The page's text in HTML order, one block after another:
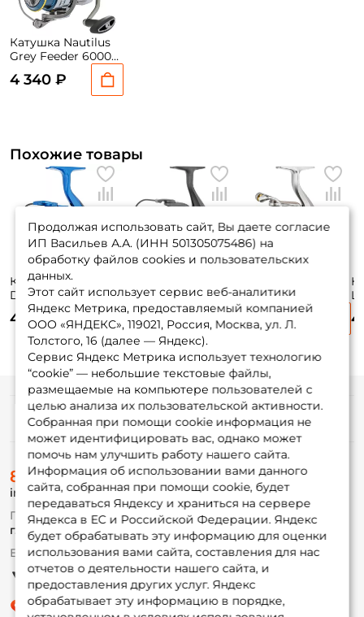
Катушка Nautilus
Grey Feeder 6000S
/ вес: 390гр. / 4,7 /
подшипники: 8шт.
4 340 ₽
Похожие товары
Катушка Salmo
Diamond Feeder 5
6000 FD / вес:
392гр. / 4,7 /
подшипники: 5шт.
4 425 ₽
Zenon Feeder
NZF6000S / вес:
418гр. / 4,4 /
подшипники: 6шт.
4 340 ₽
Virtus FEEDER
6000 / вес: 370гр. /
5 / подшипники:
4 530 ₽ 4
Продолжая использовать сайт, Вы даете согласие
ИП Васильев А.А. (ИНН 501305075486) на
обработку файлов cookies и пользовательских
данных.
Этот сайт использует сервис веб-аналитики
Яндекс Метрика, предоставляемый компанией
ООО «ЯНДЕКС», 119021, Россия, Москва, ул. Л.
Толстого, 16 (далее — Яндекс).
Сервис Яндекс Метрика использует технологию
“cookie” — небольшие текстовые файлы,
размещаемые на компьютере пользователей с
целью анализа их пользовательской активности.
Собранная при помощи cookie информация не
может идентифицировать вас, однако может
помочь нам улучшить работу нашего сайта.
Информация об использовании вами данного
сайта, собранная при помощи cookie, будет
передаваться Яндексу и храниться на сервере
Яндекса в ЕС и Российской Федерации. Яндекс
будет обрабатывать эту информацию для оценки
использования вами сайта, составления для нас
отчетов о деятельности нашего сайта, и
предоставления других услуг. Яндекс
обрабатывает эту информацию в порядке,
Информация
О магазине
Доставка
Оплата
Fox-bonus
Гуру
Партнерская программа
8 (495) 532-77-88
info@foxfishing.ru
По вопросам с заказом
г. Москва, ул. Плеханова д.7
Ежедневно 10:00 до 20:00